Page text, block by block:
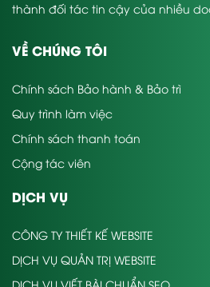
thành đối tác tin cậy của nhiều
VỀ CHÚNG TÔI
Chính sách Bảo hành & Bảo trì
Quy trình làm việc
Chính sách thanh toán
Cộng tác viên
DỊCH VỤ
CÔNG TY THIẾT KẾ WEBSITE
DỊCH VỤ QUẢN TRỊ WEBSITE